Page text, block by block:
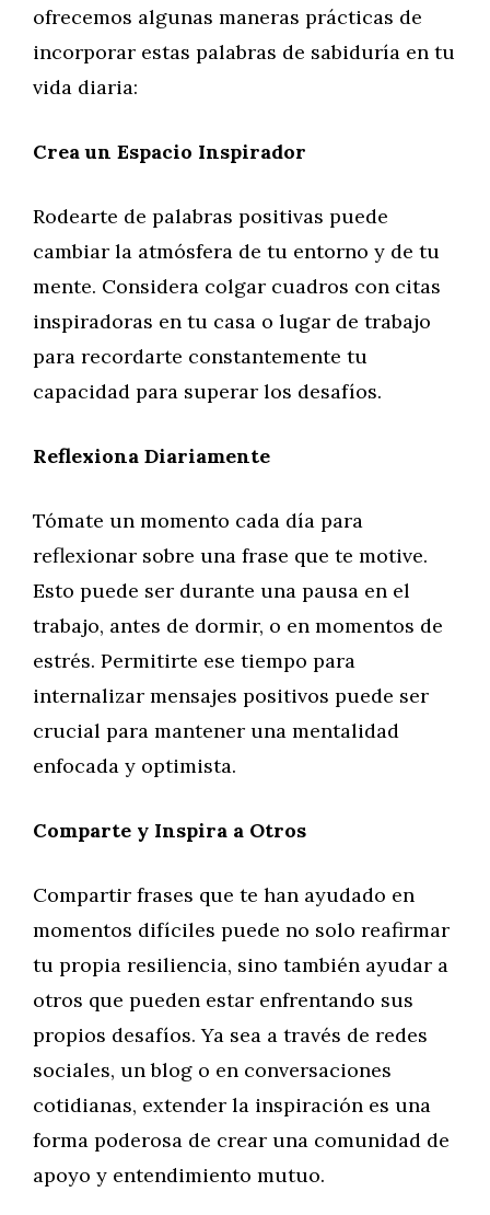
ofrecemos algunas maneras prácticas de
incorporar estas palabras de sabiduría en tu
vida diaria:
Crea un Espacio Inspirador
Rodearte de palabras positivas puede
cambiar la atmósfera de tu entorno y de tu
mente. Considera colgar cuadros con citas
inspiradoras en tu casa o lugar de trabajo
para recordarte constantemente tu
capacidad para superar los desafíos.
Reflexiona Diariamente
Tómate un momento cada día para
reflexionar sobre una frase que te motive.
Esto puede ser durante una pausa en el
trabajo, antes de dormir, o en momentos de
estrés. Permitirte ese tiempo para
internalizar mensajes positivos puede ser
crucial para mantener una mentalidad
enfocada y optimista.
Comparte y Inspira a Otros
Compartir frases que te han ayudado en
momentos difíciles puede no solo reafirmar
tu propia resiliencia, sino también ayudar a
otros que pueden estar enfrentando sus
propios desafíos. Ya sea a través de redes
sociales, un blog o en conversaciones
cotidianas, extender la inspiración es una
forma poderosa de crear una comunidad de
apoyo y entendimiento mutuo.